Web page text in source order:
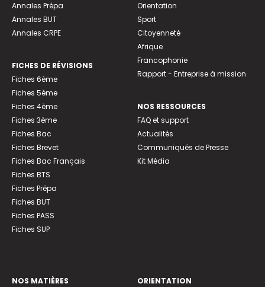
Annales Prépa
Annales BUT
Annales CRPE
FICHES DE RÉVISIONS
Fiches 6ème
Fiches 5ème
Fiches 4ème
Fiches 3ème
Fiches Bac
Fiches Brevet
Fiches Bac Français
Fiches BTS
Fiches Prépa
Fiches BUT
Fiches PASS
Fiches SUP
Orientation
Sport
Citoyenneté
Afrique
Francophonie
Rapport - Entreprise à mission
NOS RESSOURCES
FAQ et support
Actualités
Communiqués de Presse
Kit Média
NOS MATIÈRES
ORIENTATION